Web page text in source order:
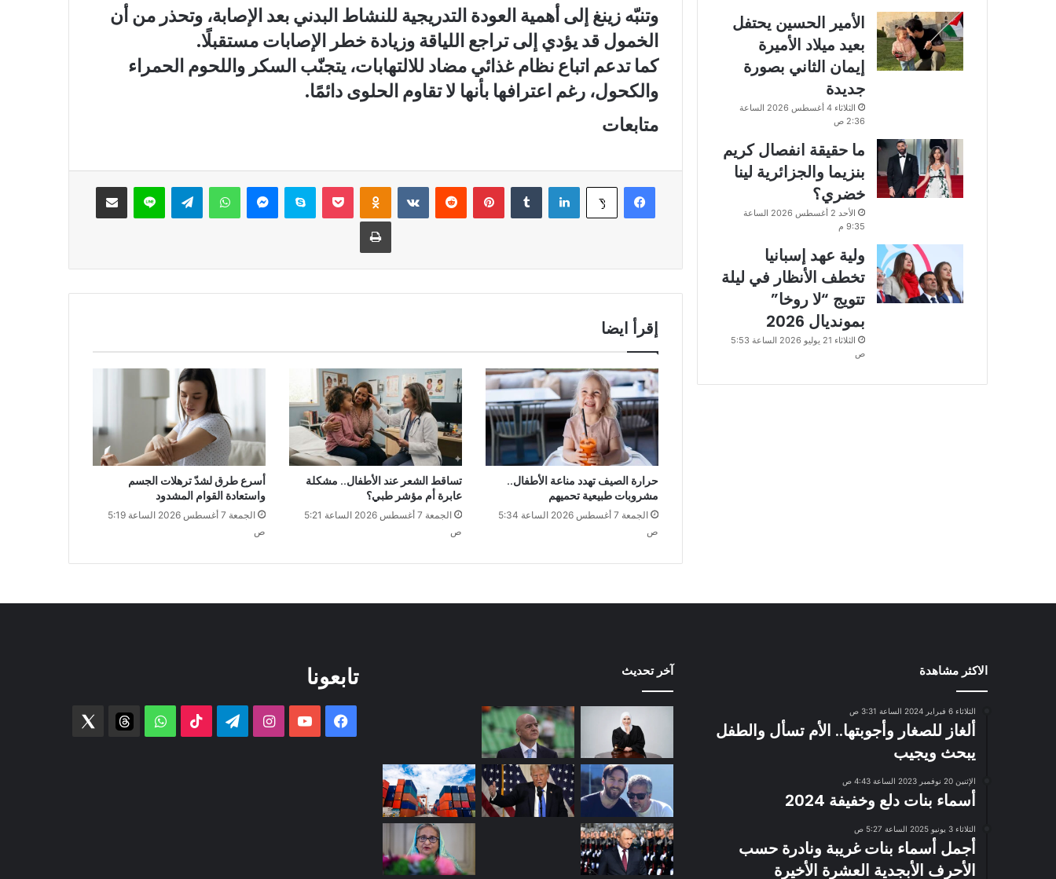
وتنبّه زينغ إلى أهمية العودة التدريجية للنشاط البدني بعد الإصابة، وتحذر من أن
الخمول قد يؤدي إلى تراجع اللياقة وزيادة خطر الإصابات مستقبلًا.
كما تدعم اتباع نظام غذائي مضاد للالتهابات، يتجنّب السكر واللحوم الحمراء
والكحول، رغم اعترافها بأنها لا تقاوم الحلوى دائمًا.
متابعات
فيسبوك ‫X لينكدإن بينتيريست سكايب واتساب لاين
إقرأ ايضا
حرارة الصيف تهدد مناعة الأطفال..
مشروبات طبيعية تحميهم
الجمعة 7 أغسطس 2026 الساعة 5:34
ص
تساقط الشعر عند الأطفال.. مشكلة
عابرة أم مؤشر طبي؟
الجمعة 7 أغسطس 2026 الساعة 5:21
ص
أسرع طرق لشدّ ترهلات الجسم
واستعادة القوام المشدود
الجمعة 7 أغسطس 2026 الساعة 5:19
ص
الأمير الحسين يحتفل
بعيد ميلاد الأميرة
إيمان الثاني بصورة
جديدة
الثلاثاء 4 أغسطس 2026 الساعة
2:36 ص
ما حقيقة انفصال كريم
بنزيما والجزائرية لينا
خضري؟
الأحد 2 أغسطس 2026 الساعة
9:35 م
ولية عهد إسبانيا
تخطف الأنظار في ليلة
تتويج “لا روخا”
بمونديال 2026
الثلاثاء 21 يوليو 2026 الساعة 5:53
ص
الاكثر مشاهدة
الثلاثاء 6 فبراير 2024 الساعة 3:31 ص
ألغاز للصغار وأجوبتها.. الأم تسأل والطفل
يبحث ويجيب
الإثنين 20 نوفمبر 2023 الساعة 4:43 ص
أسماء بنات دلع وخفيفة 2024
الثلاثاء 3 يونيو 2025 الساعة 5:27 ص
أجمل أسماء بنات غريبة ونادرة حسب
الأحرف الأبجدية العشرة الأخيرة
آخر تحديث تابعونا
فيسبوك‫YouTubeانستقرامتيلقرام ‫TikTok واتساب threads